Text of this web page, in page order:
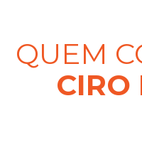
QUEM
CIRO